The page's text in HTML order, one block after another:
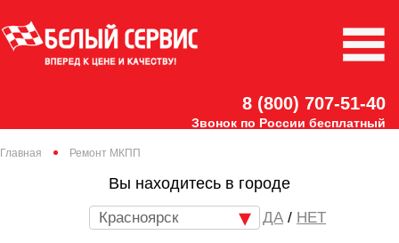
8 (800) 707-51-40
Звонок по России бесплатный
Главная Ремонт МКПП
Вы находитесь в городе
Красноярск / НЕТ